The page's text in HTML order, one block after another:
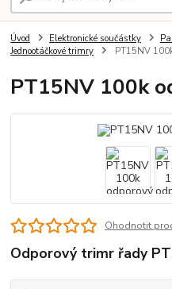
Úvod Elektronické součástky
Jednootáčkové trimry
PT15NV
PT15NV 100k
Ohodnotit
Odporový trimr řady